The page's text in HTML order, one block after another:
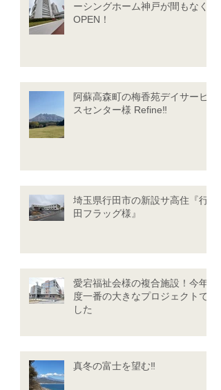
ーシングホーム神戸が間もなく
OPEN！
阿蘇高森町の梅香苑デイサービ
スセンター様 Refine‼
埼玉県行田市の新設サ高住『行
田フラッグ様』
愛宕福祉会様の複合施設！今年
度一番の大きなプロジェクトで
した
真冬の富士を望む‼